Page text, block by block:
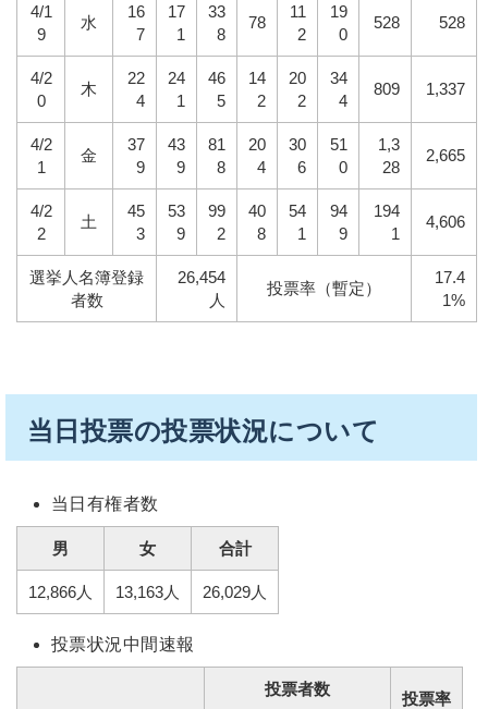
4/1
9
水
16
7
17
1
33
8
78
11
2
19
0
528 528
4/2
0
木
22
4
24
1
46
5
14
2
20
2
34
4
809 1,337
4/2
1
金
37
9
43
9
81
8
20
4
30
6
51
0
1,3
28
2,665
4/2
2
土
45
3
53
9
99
2
40
8
54
1
94
9
194
1
4,606
選挙人名簿登録
者数
26,454
人
投票率（暫定）
17.4
1%
当日投票の投票状況について
当日有権者数
男 女 合計
12,866人 13,163人 26,029人
投票状況中間速報
投票者数
投票率